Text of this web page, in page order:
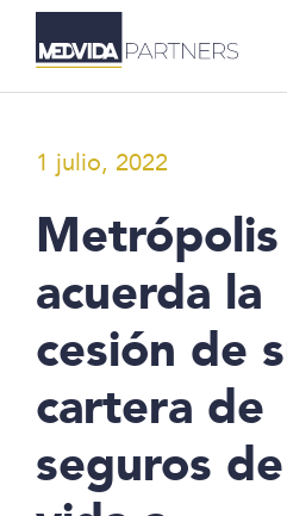
1 julio, 2022
Metrópolis
acuerda la
cesión de
cartera de
seguros de